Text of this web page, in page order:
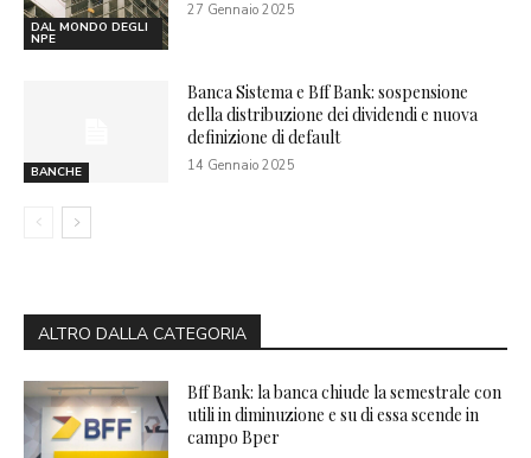
DAL MONDO DEGLI
NPE
27 Gennaio 2025
BANCHE
Banca Sistema e Bff Bank: sospensione
della distribuzione dei dividendi e nuova
definizione di default
14 Gennaio 2025
ALTRO DALLA CATEGORIA
Bff Bank: la banca chiude la semestrale con
utili in diminuzione e su di essa scende in
campo Bper